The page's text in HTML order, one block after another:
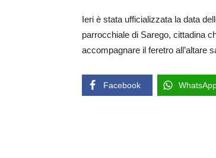
Ieri è stata ufficializzata la data
parrocchiale di Sarego, cittadina
accompagnare il feretro all’altare
Facebook